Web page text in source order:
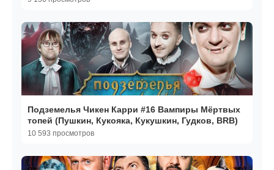
Подземелья Чикен Карри #16 Вампиры Мёртвых
топей (Пушкин, Кукояка, Кукушкин, Гудков, BRB)
10 593 просмотров